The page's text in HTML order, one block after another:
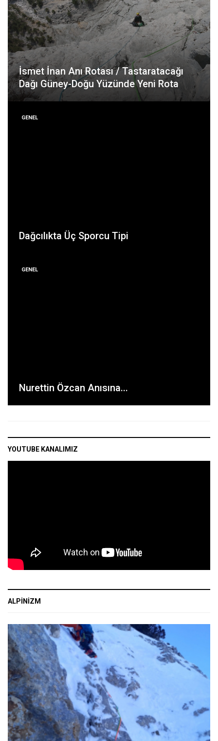
İsmet İnan Anı Rotası / Tastaratacağı
Dağı Güney-Doğu Yüzünde Yeni Rota
GENEL
Dağcılıkta Üç Sporcu Tipi
GENEL
Nurettin Özcan Anısına...
YOUTUBE KANALIMIZ
ALPINIZM